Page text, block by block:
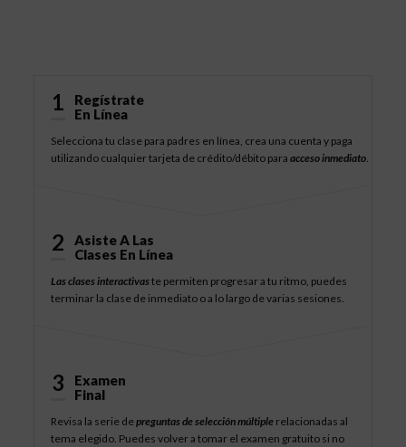
1
Regístrate
En Línea
Selecciona tu clase para padres en línea, crea una cuenta y paga
utilizando cualquier tarjeta de crédito/débito paraacceso inmediato.
2
Asiste A Las
Clases En Línea
Las clases interactivaste permiten progresar a tu ritmo, puedes
terminar la clase de inmediato o a lo largo de varias sesiones.
3
Examen
Final
Revisa la serie depreguntas de selección múltiple relacionadas al
tema elegido. Puedes volver a tomar el examen gratuito si no